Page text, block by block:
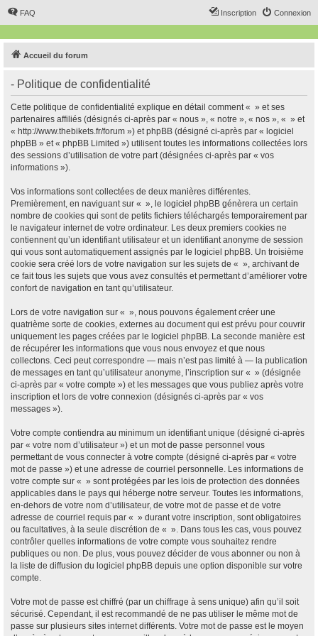
FAQ Connexion
Inscription
Accueil du forum
- Politique de confidentialité
Cette politique de confidentialité explique en détail comment « » et ses
partenaires affiliés (désignés ci-après par « nous », « notre », « nos », « » et
« http://www.thebikets.fr/forum ») et phpBB (désigné ci-après par « logiciel
phpBB » et « phpBB Limited ») utilisent toutes les informations collectées lors
des sessions d’utilisation de votre part (désignées ci-après par « vos
informations »).
Vos informations sont collectées de deux manières différentes.
Premièrement, en naviguant sur « », le logiciel phpBB génèrera un certain
nombre de cookies qui sont de petits fichiers téléchargés temporairement par
le navigateur internet de votre ordinateur. Les deux premiers cookies ne
contiennent qu’un identifiant utilisateur et un identifiant anonyme de session
qui vous sont automatiquement assignés par le logiciel phpBB. Un troisième
cookie sera créé lors de votre navigation sur les sujets de « », archivant de
ce fait tous les sujets que vous avez consultés et permettant d’améliorer votre
confort de navigation en tant qu’utilisateur.
Lors de votre navigation sur « », nous pouvons également créer une
quatrième sorte de cookies, externes au document qui est prévu pour couvrir
uniquement les pages créées par le logiciel phpBB. La seconde manière est
de récupérer les informations que vous nous envoyez et que nous
collectons. Ceci peut correspondre — mais n’est pas limité à — la publication
de messages en tant qu’utilisateur anonyme, l’inscription sur « » (désignée
ci-après par « votre compte ») et les messages que vous publiez après votre
inscription et lors de votre connexion (désignés ci-après par « vos
messages »).
Votre compte contiendra au minimum un identifiant unique (désigné ci-après
par « votre nom d’utilisateur ») et un mot de passe personnel vous
permettant de vous connecter à votre compte (désigné ci-après par « votre
mot de passe ») et une adresse de courriel personnelle. Les informations de
votre compte sur « » sont protégées par les lois de protection des données
applicables dans le pays qui héberge notre serveur. Toutes les informations,
en-dehors de votre nom d’utilisateur, de votre mot de passe et de votre
adresse de courriel requis par « » durant votre inscription, sont obligatoires
ou facultatives, à la seule discrétion de « ». Dans tous les cas, vous pouvez
contrôler quelles informations de votre compte vous souhaitez rendre
publiques ou non. De plus, vous pouvez décider de vous abonner ou non à
la liste de diffusion du logiciel phpBB depuis une option disponible sur votre
compte.
Votre mot de passe est chiffré (par un chiffrage à sens unique) afin qu’il soit
sécurisé. Cependant, il est recommandé de ne pas utiliser le même mot de
passe sur plusieurs sites internet différents. Votre mot de passe est le moyen